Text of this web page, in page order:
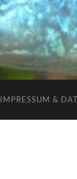
IMPRESSUM &